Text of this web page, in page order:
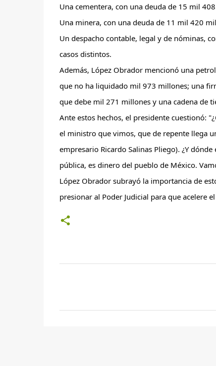
Una cementera, con una deuda de 15 mil
Una minera, con una deuda de 11 mil 420
Un despacho contable, legal y de nóminas,
casos distintos.
Además, López Obrador mencionó una
que no ha liquidado mil 973 millones; una
que debe mil 271 millones y una cadena de
Ante estos hechos, el presidente cuestionó:
el ministro que vimos, que de repente llega
empresario Ricardo Salinas Pliego). ¿Y
pública, es dinero del pueblo de México.
López Obrador subrayó la importancia de
presionar al Poder Judicial para que acelere